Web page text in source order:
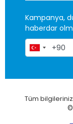
Kampanya,
haberdar
Tüm